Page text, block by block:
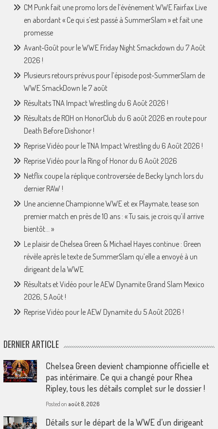
CM Punk fait une promo lors de l’événement WWE Fairfax Live
en abordant « Ce qui s’est passé à SummerSlam » et fait une
promesse
Avant-Goût pour le WWE Friday Night Smackdown du 7 Août
2026 !
Plusieurs retours prévus pour l’épisode post-SummerSlam de
WWE SmackDown le 7 août
Résultats TNA Impact Wrestling du 6 Août 2026 !
Résultats de ROH on HonorClub du 6 août 2026 en route pour
Death Before Dishonor !
Reprise Vidéo pour le TNA Impact Wrestling du 6 Août 2026 !
Reprise Vidéo pour la Ring of Honor du 6 Août 2026
Netflix coupe la réplique controversée de Becky Lynch lors du
dernier RAW !
Une ancienne Championne WWE et ex Playmate, tease son
premier match en près de 10 ans : « Tu sais, je crois qu’il arrive
bientôt… »
Le plaisir de Chelsea Green & Michael Hayes continue : Green
révèle après le texte de SummerSlam qu’elle a envoyé à un
dirigeant de la WWE
Résultats et Vidéo pour le AEW Dynamite Grand Slam Mexico
2026, 5 Août !
Reprise Vidéo pour le AEW Dynamite du 5 Août 2026 !
DERNIER ARTICLE
Chelsea Green devient championne officielle et
pas intérimaire. Ce qui a changé pour Rhea
Ripley, tous les détails complet sur le dossier !
Posted on août 8, 2026
Détails sur le départ de la WWE d’un dirigeant